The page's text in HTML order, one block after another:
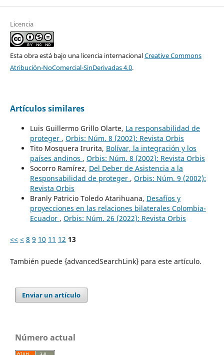
Licencia
Esta obra está bajo una licencia internacionalCreative Commons
Atribución-NoComercial-SinDerivadas 4.0.
Artículos similares
Luis Guillermo Grillo Olarte, La responsabilidad de
proteger , Orbis: Núm. 8 (2002): Revista Orbis
Tito Mosquera Irurita, Bolívar, la integración y los
países andinos , Orbis: Núm. 8 (2002): Revista Orbis
Socorro Ramírez, Del Deber de Asistencia a la
Responsabilidad de proteger , Orbis: Núm. 9 (2002):
Revista Orbis
Branly Patricio Toledo Atarihuana, Desafíos y
proyecciones en las relaciones bilaterales Colombia-
Ecuador , Orbis: Núm. 26 (2022): Revista Orbis
<< < 8 9 10 11 12 13
También puede {advancedSearchLink} para este artículo.
Enviar un artículo
Número actual